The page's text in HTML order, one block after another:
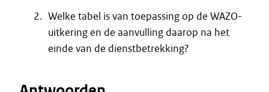
Welke tabel is van toepassing op de WAZO-
uitkering en de aanvulling daarop na het
einde van de dienstbetrekking?